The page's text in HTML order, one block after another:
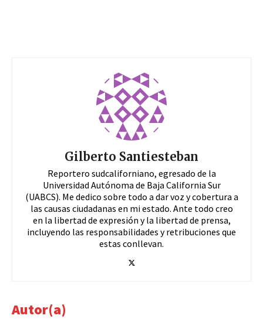
Gilberto Santiesteban
Reportero sudcaliforniano, egresado de la
Universidad Autónoma de Baja California Sur
(UABCS). Me dedico sobre todo a dar voz y cobertura a
las causas ciudadanas en mi estado. Ante todo creo
en la libertad de expresión y la libertad de prensa,
incluyendo las responsabilidades y retribuciones que
estas conllevan.
Autor(a)